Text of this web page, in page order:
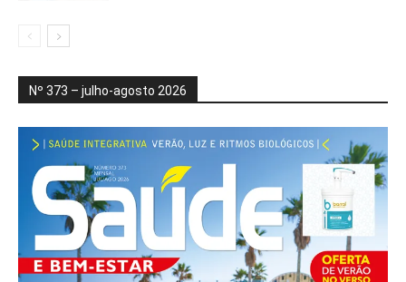
Nº 373 – julho-agosto 2026